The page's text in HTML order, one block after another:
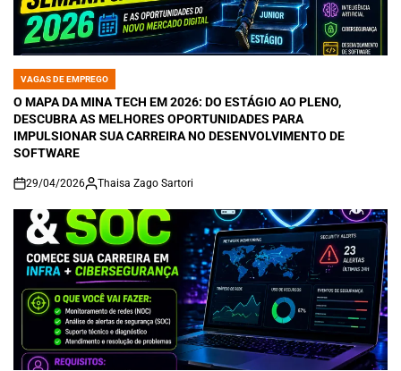
POSTED
IN
VAGAS DE EMPREGO
O MAPA DA MINA TECH EM 2026: DO ESTÁGIO AO PLENO,
DESCUBRA AS MELHORES OPORTUNIDADES PARA
IMPULSIONAR SUA CARREIRA NO DESENVOLVIMENTO DE
SOFTWARE
on
29/04/2026 Thaisa Zago Sartori